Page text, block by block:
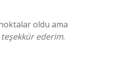
noktalar oldu ama
teşekkür ederim.